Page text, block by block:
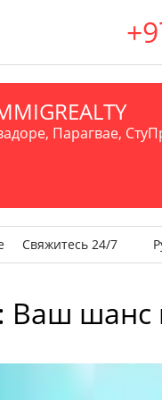
Парагвае,
Свяжитесь 24/7
шанс